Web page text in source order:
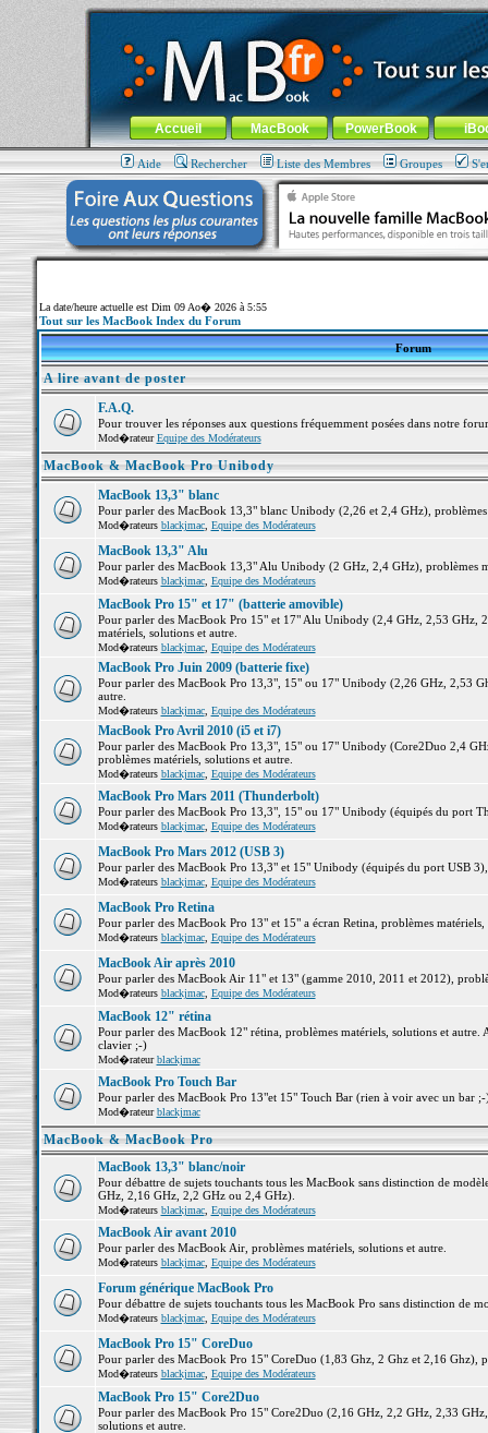
MacBook-fr.com : 100% Apple... 100% nomade !
Aller au contenu-Aller au menu général-Aller au menu de
Menu général
Accueil MacBook PowerBook
Aide Rechercher Liste des Membres Groupes
La date/heure actuelle est Dim 09 Ao� 2026 à 5:55
Tout sur les MacBook Index du Forum
Forum
A lire avant de poster
F.A.Q.
Pour trouver les réponses aux questions fréquemment posées dans notre
Mod�rateurEquipe des Modérateurs
MacBook & MacBook Pro Unibody
MacBook 13,3" blanc
Pour parler des MacBook 13,3" blanc Unibody (2,26 et 2,4 GHz),
Mod�rateurs blackjmac, Equipe des Modérateurs
MacBook 13,3" Alu
Pour parler des MacBook 13,3" Alu Unibody (2 GHz, 2,4 GHz), problèmes
Mod�rateurs blackjmac, Equipe des Modérateurs
MacBook Pro 15" et 17" (batterie amovible)
Pour parler des MacBook Pro 15" et 17" Alu Unibody (2,4 GHz, 2,53 GHz,
matériels, solutions et autre.
Mod�rateurs blackjmac, Equipe des Modérateurs
MacBook Pro Juin 2009 (batterie fixe)
Pour parler des MacBook Pro 13,3", 15" ou 17" Unibody (2,26 GHz, 2,53
autre.
Mod�rateurs blackjmac, Equipe des Modérateurs
MacBook Pro Avril 2010 (i5 et i7)
Pour parler des MacBook Pro 13,3", 15" ou 17" Unibody (Core2Duo 2,4
problèmes matériels, solutions et autre.
Mod�rateurs blackjmac, Equipe des Modérateurs
MacBook Pro Mars 2011 (Thunderbolt)
Pour parler des MacBook Pro 13,3", 15" ou 17" Unibody (équipés du port
Mod�rateurs blackjmac, Equipe des Modérateurs
MacBook Pro Mars 2012 (USB 3)
Pour parler des MacBook Pro 13,3" et 15" Unibody (équipés du port USB
Mod�rateurs blackjmac, Equipe des Modérateurs
MacBook Pro Retina
Pour parler des MacBook Pro 13" et 15" a écran Retina, problèmes matériels,
Mod�rateurs blackjmac, Equipe des Modérateurs
MacBook Air après 2010
Pour parler des MacBook Air 11" et 13" (gamme 2010, 2011 et 2012),
Mod�rateurs blackjmac, Equipe des Modérateurs
MacBook 12" rétina
Pour parler des MacBook 12" rétina, problèmes matériels, solutions et
clavier ;-)
Mod�rateurblackjmac
MacBook Pro Touch Bar
Pour parler des MacBook Pro 13"et 15" Touch Bar (rien à voir avec un bar
Mod�rateurblackjmac
MacBook & MacBook Pro
MacBook 13,3" blanc/noir
Pour débattre de sujets touchants tous les MacBook sans distinction de
GHz, 2,16 GHz, 2,2 GHz ou 2,4 GHz).
Mod�rateurs blackjmac, Equipe des Modérateurs
MacBook Air avant 2010
Pour parler des MacBook Air, problèmes matériels, solutions et autre.
Mod�rateurs blackjmac, Equipe des Modérateurs
Forum générique MacBook Pro
Pour débattre de sujets touchants tous les MacBook Pro sans distinction de
Mod�rateurs blackjmac, Equipe des Modérateurs
MacBook Pro 15" CoreDuo
Pour parler des MacBook Pro 15" CoreDuo (1,83 Ghz, 2 Ghz et 2,16 Ghz),
Mod�rateurs blackjmac, Equipe des Modérateurs
MacBook Pro 15" Core2Duo
Pour parler des MacBook Pro 15" Core2Duo (2,16 GHz, 2,2 GHz, 2,33
solutions et autre.